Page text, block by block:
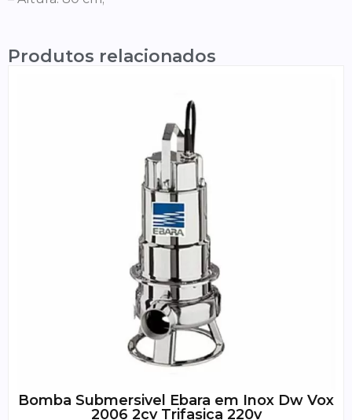
Produtos relacionados
Bomba Submersivel Ebara em Inox Dw Vox
2006 2cv Trifasica 220v